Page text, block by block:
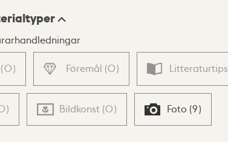
Karta
(0) Föremål (0) Litteraturtips
) Bildkonst (0) Foto (9)